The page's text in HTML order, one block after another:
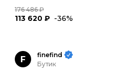
176 486 ₽
113 620 ₽ -36%
F
finefind
Бутик